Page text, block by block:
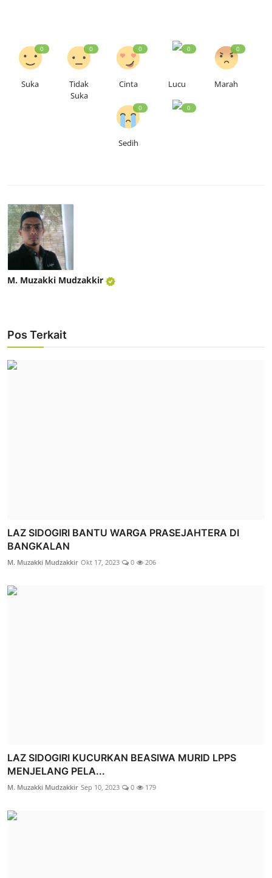
0
Suka
0
Tidak
Suka
0
Cinta
0
Lucu
0
Marah
0
Sedih
0
M. Muzakki Mudzakkir
Pos Terkait
LAZ SIDOGIRI BANTU WARGA PRASEJAHTERA DI
BANGKALAN
M. Muzakki Mudzakkir Okt 17, 2023 0 206
LAZ SIDOGIRI KUCURKAN BEASIWA MURID LPPS
MENJELANG PELA...
M. Muzakki Mudzakkir Sep 10, 2023 0 179